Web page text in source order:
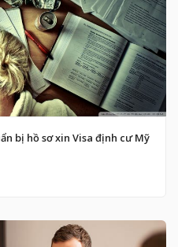
bị hồ sơ xin Visa định cư Mỹ